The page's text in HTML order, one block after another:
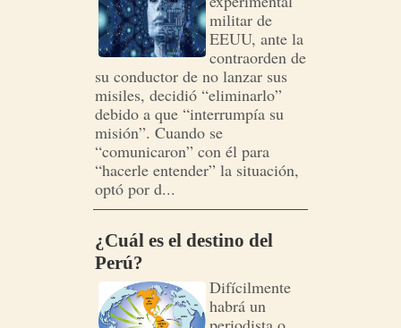
militar de
EEUU, ante la
contraorden de
su conductor de no lanzar sus
misiles, decidió “eliminarlo”
debido a que “interrumpía su
misión”. Cuando se
“comunicaron” con él para
“hacerle entender” la situación,
optó por d...
¿Cuál es el destino del
Perú?
Difícilmente
habrá un